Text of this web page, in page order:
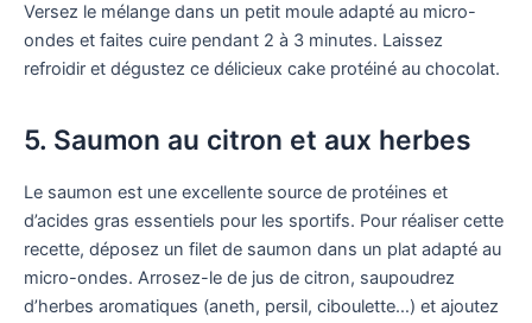
Versez le mélange dans un petit moule adapté au micro-
ondes et faites cuire pendant 2 à 3 minutes. Laissez
refroidir et dégustez ce délicieux cake protéiné au chocolat.
5. Saumon au citron et aux herbes
Le saumon est une excellente source de protéines et
d’acides gras essentiels pour les sportifs. Pour réaliser cette
recette, déposez un filet de saumon dans un plat adapté au
micro-ondes. Arrosez-le de jus de citron, saupoudrez
d’herbes aromatiques (aneth, persil, ciboulette…) et ajoutez